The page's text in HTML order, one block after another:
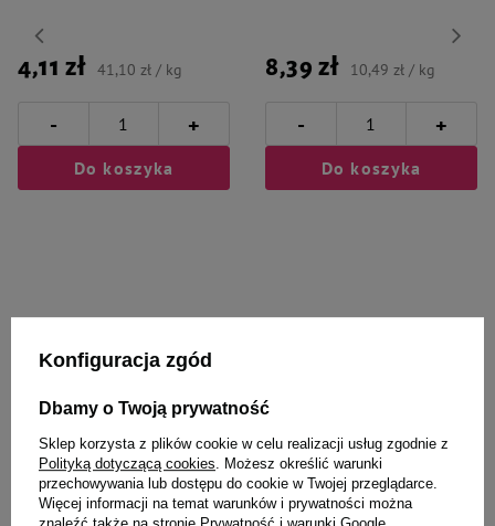
4,11 zł 41,10 zł / kg
- +
Do koszyka
8,39 zł 10,49 zł / kg
- +
Do koszyka
Wybrane specjalnie dla
Francodex spray antystresowy
dla kota 100 ml
Francodex Wkład do dyfuzora
relaksujący dla kota 48 ml
Konfiguracja zgód
Dbamy o Twoją prywatność
Sklep korzysta z plików cookie w celu realizacji usług zgodnie z
Polityką dotyczącą cookies . Możesz określić warunki
przechowywania lub dostępu do cookie w Twojej przeglądarce.
Więcej informacji na temat warunków i prywatności można